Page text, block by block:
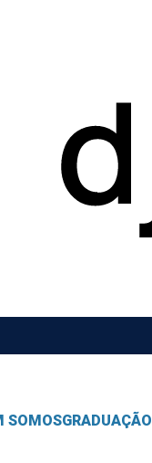
SOMOSGRADUAÇÃO